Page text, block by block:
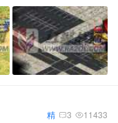
11433
3
精